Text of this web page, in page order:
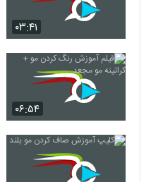
۰۳:۴۱
۰۶:۵۴